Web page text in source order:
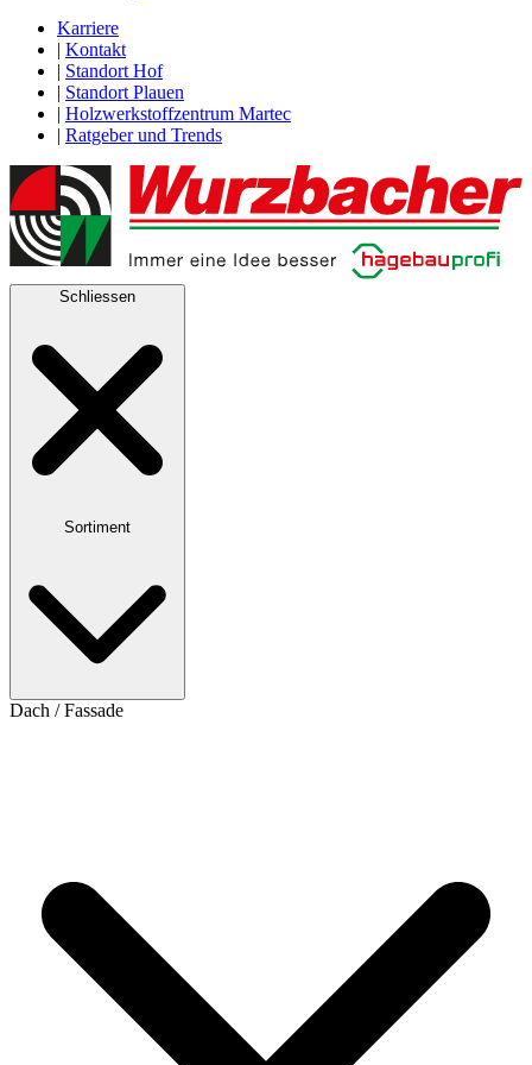
Karriere
| Kontakt
| Standort Hof
| Standort Plauen
| Holzwerkstoffzentrum Martec
| Ratgeber und Trends
Schliessen
Sortiment
Dach / Fassade